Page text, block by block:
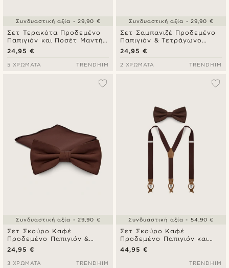
Σετ Τερακότα Προδεμένο
Παπιγιόν και Ποσέτ Μαντήλι
Τσέπης
24,95 €
Συνδυαστική αξία - 29,90 €
5 ΧΡΏΜΑΤΑ TRENDHIM
Σετ Σαμπανιζέ Προδεμένο
Παπιγιόν & Τετράγωνο
Μαντήλι Τσέπης
24,95 €
Συνδυαστική αξία - 29,90 €
2 ΧΡΏΜΑΤΑ TRENDHIM
Σετ Σκούρο Καφέ
Προδεμένο Παπιγιόν &
Τετράγωνο Μαντήλι Τσέπης
24,95 €
Συνδυαστική αξία - 29,90 €
3 ΧΡΏΜΑΤΑ TRENDHIM
Σετ Σκούρο Καφέ
Προδεμένο Παπιγιόν και
Τιράντες
44,95 €
Συνδυαστική αξία - 54,90 €
TRENDHIM